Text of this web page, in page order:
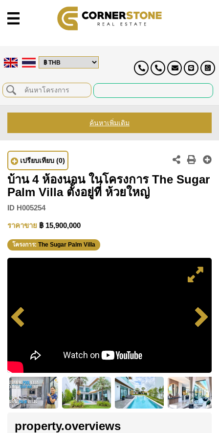
ค้นหาเพิ่มเติม
เปรียบเทียบ (0)
บ้าน 4 ห้องนอน ในโครงการ The Sugar
Palm Villa ตั้งอยู่ที่ ห้วยใหญ่
ID H005254
ราคาขาย ฿ 15,900,000
โครงการ: The Sugar Palm Villa
property.overviews